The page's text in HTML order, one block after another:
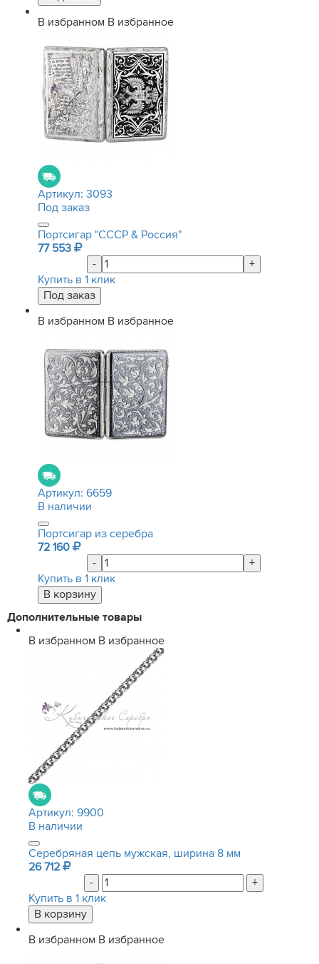
В избранном В избранное
Артикул: 3093
Под заказ
Портсигар "СССР & Россия"
77 553
-
+
Купить в 1 клик
В избранном В избранное
Артикул: 6659
В наличии
Портсигар из серебра
72 160
-
+
Купить в 1 клик
Дополнительные товары
В избранном В избранное
Артикул: 9900
В наличии
Серебряная цепь мужская, ширина 8 мм
26 712
-
+
Купить в 1 клик
В избранном В избранное